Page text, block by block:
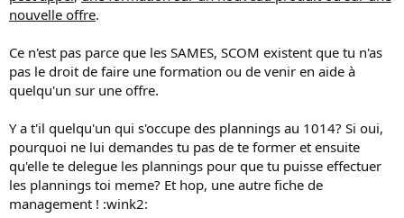
nouvelle offre.
Ce n'est pas parce que les SAMES, SCOM existent que tu n'as
pas le droit de faire une formation ou de venir en aide à
quelqu'un sur une offre.
Y a t'il quelqu'un qui s'occupe des plannings au 1014? Si oui,
pourquoi ne lui demandes tu pas de te former et ensuite
qu'elle te delegue les plannings pour que tu puisse effectuer
les plannings toi meme? Et hop, une autre fiche de
management ! :wink2: